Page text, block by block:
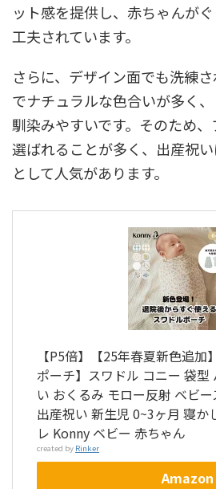
ット感を提供し、赤ちゃんが
工夫されています。
さらに、デザイン面でも洗練
でナチュラルな色合いが多く
馴染みやすいです。そのため
選ばれることが多く、出産祝
として人気があります。
【P5倍】【25年春夏新色追
ポーチ】スワドル コニー 袋
い おくるみ モロー反射 ベビ
出産祝い 新生児 0~3ヶ月 寝か
レ Konny ベビー 赤ちゃん
created by Rinker
Amazon